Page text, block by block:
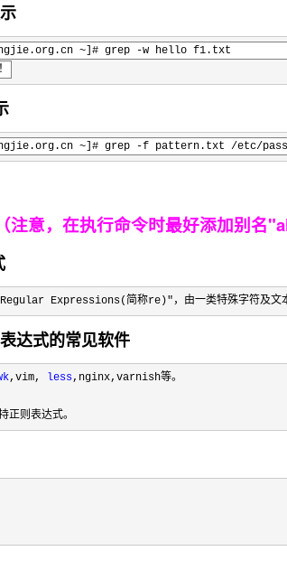
~]# grep -w hello f1.txt #匹配包
~]# grep -f pattern.txt /etc/passwd
（注意，在执行命令时最好添加别名
Expressions(简称re)"，由一类特殊字符及文本
达式的常见软件
,vim, less,nginx,varnish等。
则表达式。